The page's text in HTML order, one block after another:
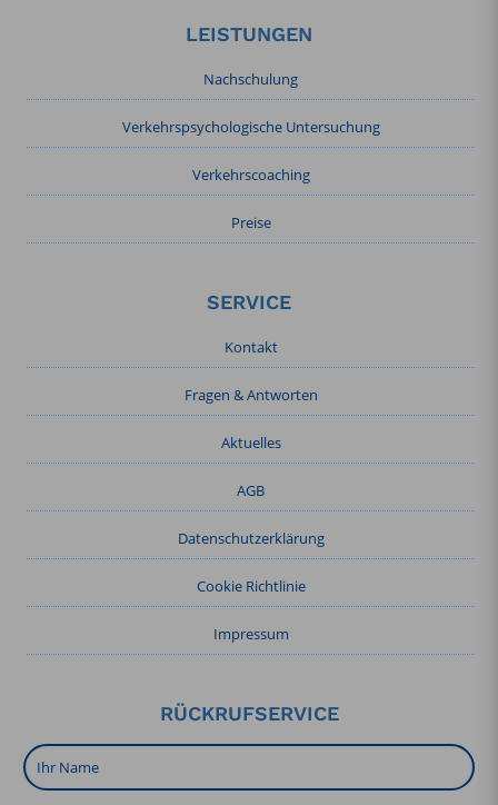
LEISTUNGEN
Nachschulung
Verkehrspsychologische Untersuchung
Verkehrscoaching
Preise
SERVICE
Kontakt
Fragen & Antworten
Aktuelles
AGB
Datenschutzerklärung
Cookie Richtlinie
Impressum
RÜCKRUFSERVICE